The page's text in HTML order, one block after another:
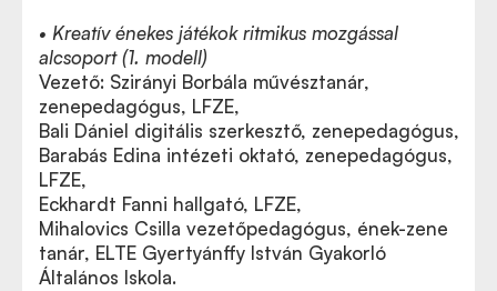
• Kreatív énekes játékok ritmikus mozgással
alcsoport (1. modell)
Vezető: Szirányi Borbála művésztanár,
zenepedagógus, LFZE,
Bali Dániel digitális szerkesztő, zenepedagógus,
Barabás Edina intézeti oktató, zenepedagógus,
LFZE,
Eckhardt Fanni hallgató, LFZE,
Mihalovics Csilla vezetőpedagógus, ének-zene
tanár, ELTE Gyertyánffy István Gyakorló
Általános Iskola.